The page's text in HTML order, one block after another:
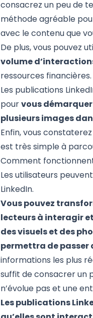
consacrez un peu de
méthode agréable
avec le contenu que
De plus, vous pouvez
volume
ressources financières.
Les publications
pourvous
plusieurs images
Enfin, vous
est très simple à
Comment
Les utilisateurs
LinkedIn.
Vous pouvez
lecteurs à interagir
des visuels et des
permettra de passer
informations les plus
suffit de consacrer un
n’évolue pas et une
Les publications